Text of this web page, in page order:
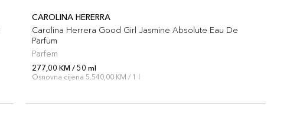
CAROLINA HERERRA
Carolina Herrera Good Girl Jasmine Absolute Eau De
Parfum
Parfem
277,00 KM / 50 ml
Osnovna cijena 5.540,00 KM / 1 l